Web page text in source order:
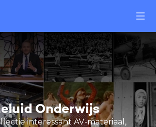
Onderwijs
interessant AV-materiaal,